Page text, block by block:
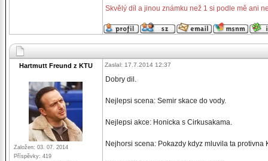
Skvělý díl a jinou známku než 1 si podle mě ani
Hartmutt Freund z KTU
Založen: 03. 07. 2014
Příspěvky: 419
Zaslal: 17.7.2014 12:37
Dobry dil.
Nejlepsi scena: Semir skace do vody.
Nejlepsi akce: Honicka s Cirkusakama.
Nejhorsi scena: Pokazdy kdyz mluvila ta protivna